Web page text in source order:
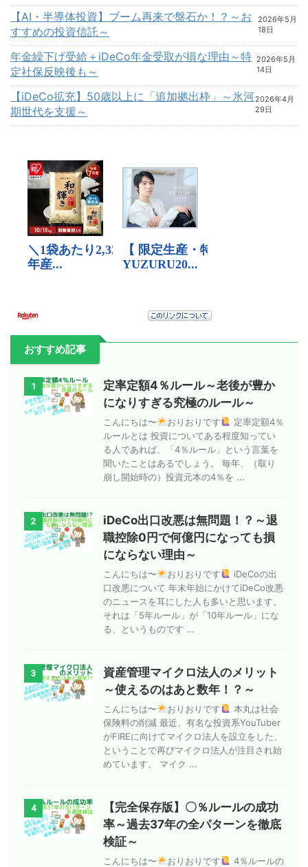
【AI・半導体投資】ブーム再来で盤石か！？～お
すすめの投資信託～
2026年5月
18日
年金繰下げ受給＋iDeCo年金受取が損な理由～特
定社保反映後も～
2026年5月
14日
【iDeCo拡充】50歳以上に「追加拠出枠」～氷河
期世代を支援～
2026年4月
29日
おすすめ記事
1
定率定額4％ルール～老後が豊か
になりすぎる究極のルール～
こんにちは〜 おりおりです
定率定額4％
ルールとは 投資についてある程度知ってい
る人であれば、「4％ルール」という言葉を
聞いたことはあるでしょう。 毎年、（取り
崩し開始時の）投資元本の4％を ...
2
iDeCo出口改悪は無問題！？～退
職控除0円で何億円になっても損
にならない理由～
こんにちは〜 おりおりです
iDeCoの出
口改悪について 年末年始にかけてiDeCo改悪
のニュースを耳にした人も多いと思います。
それは「5年ルール」が「10年ルール」にな
る、というものです ...
3
資産管理マイクロ法人のメリット
～使えるのはあと数年！？～
こんにちは〜 おりおりです
本丸は社会
保険料の削減 最近、有名な投資系YouTuber
がFIREに向けてマイクロ法人を設立をした、
ということで再びマイクロ法人が注目され始
めています。 マイク ...
4
【完全保存版】〇％ルールの成功
率～過去37年の全パターンを徹底
検証～
こんにちは〜 おりおりです 4％ルールの